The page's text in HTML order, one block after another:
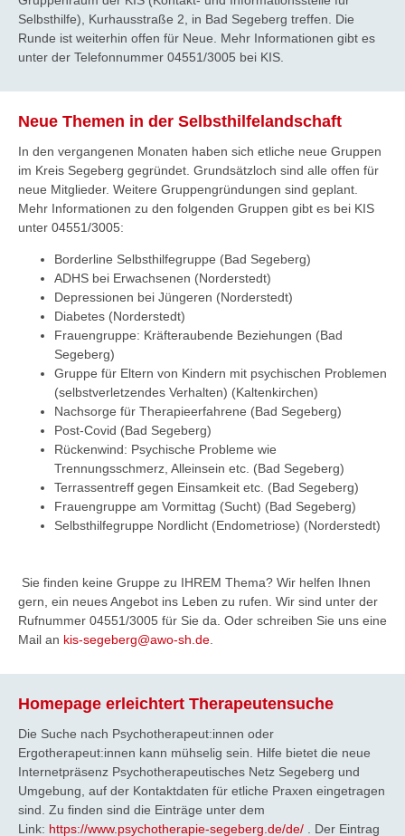
Selbsthilfe), Kurhausstraße 2, in Bad Segeberg treffen. Die
Runde ist weiterhin offen für Neue. Mehr Informationen gibt es
unter der Telefonnummer 04551/3005 bei KIS.
Neue Themen in der Selbsthilfelandschaft
In den vergangenen Monaten haben sich etliche neue Gruppen
im Kreis Segeberg gegründet. Grundsätzloch sind alle offen für
neue Mitglieder. Weitere Gruppengründungen sind geplant.
Mehr Informationen zu den folgenden Gruppen gibt es bei KIS
unter 04551/3005:
Borderline Selbsthilfegruppe (Bad Segeberg)
ADHS bei Erwachsenen (Norderstedt)
Depressionen bei Jüngeren (Norderstedt)
Diabetes (Norderstedt)
Frauengruppe: Kräfteraubende Beziehungen (Bad
Segeberg)
Gruppe für Eltern von Kindern mit psychischen Problemen
(selbstverletzendes Verhalten) (Kaltenkirchen)
Nachsorge für Therapieerfahrene (Bad Segeberg)
Post-Covid (Bad Segeberg)
Rückenwind: Psychische Probleme wie
Trennungsschmerz, Alleinsein etc. (Bad Segeberg)
Terrassentreff gegen Einsamkeit etc. (Bad Segeberg)
Frauengruppe am Vormittag (Sucht) (Bad Segeberg)
Selbsthilfegruppe Nordlicht (Endometriose) (Norderstedt)
Sie finden keine Gruppe zu IHREM Thema? Wir helfen Ihnen
gern, ein neues Angebot ins Leben zu rufen. Wir sind unter der
Rufnummer 04551/3005 für Sie da. Oder schreiben Sie uns eine
Mail an kis-segeberg@awo-sh.de
Homepage erleichtert Therapeutensuche
Die Suche nach Psychotherapeut:innen oder
Ergotherapeut:innen kann mühselig sein. Hilfe bietet die neue
Internetpräsenz Psychotherapeutisches Netz Segeberg und
Umgebung, auf der Kontaktdaten für etliche Praxen eingetragen
sind. Zu finden sind die Einträge unter dem
Link: https://www.psychotherapie-segeberg.de/de/ . Der Eintrag